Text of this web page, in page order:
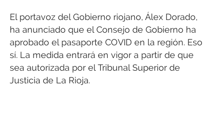
El portavoz del Gobierno riojano, Álex Dorado,
ha anunciado que el Consejo de Gobierno ha
aprobado el pasaporte COVID en la región. Eso
sí. La medida entrará en vigor a partir de que
sea autorizada por el Tribunal Superior de
Justicia de La Rioja.